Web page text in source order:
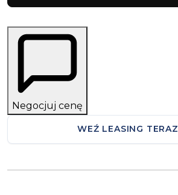
Negocjuj cenę
WEŹ LEASING TERAZ